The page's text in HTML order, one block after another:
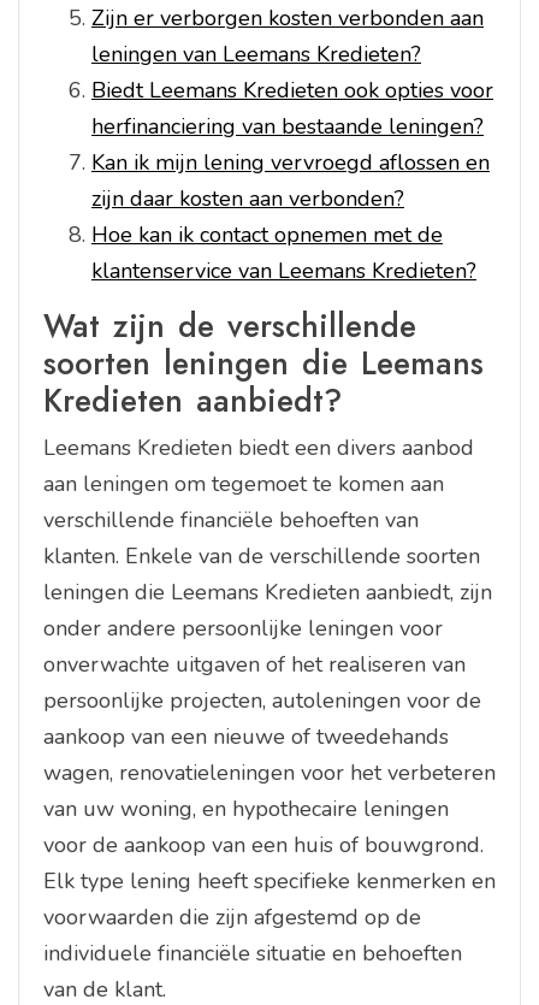
Zijn er verborgen kosten verbonden aan
leningen van Leemans Kredieten?
Biedt Leemans Kredieten ook opties voor
herfinanciering van bestaande leningen?
Kan ik mijn lening vervroegd aflossen en
zijn daar kosten aan verbonden?
Hoe kan ik contact opnemen met de
klantenservice van Leemans Kredieten?
Wat zijn de verschillende
soorten leningen die Leemans
Kredieten aanbiedt?
Leemans Kredieten biedt een divers aanbod
aan leningen om tegemoet te komen aan
verschillende financiële behoeften van
klanten. Enkele van de verschillende soorten
leningen die Leemans Kredieten aanbiedt, zijn
onder andere persoonlijke leningen voor
onverwachte uitgaven of het realiseren van
persoonlijke projecten, autoleningen voor de
aankoop van een nieuwe of tweedehands
wagen, renovatieleningen voor het verbeteren
van uw woning, en hypothecaire leningen
voor de aankoop van een huis of bouwgrond.
Elk type lening heeft specifieke kenmerken en
voorwaarden die zijn afgestemd op de
individuele financiële situatie en behoeften
van de klant.